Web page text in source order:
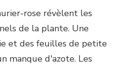
rose révèlent les
de la plante. Une
et des feuilles de petite
manque d'azote. Les